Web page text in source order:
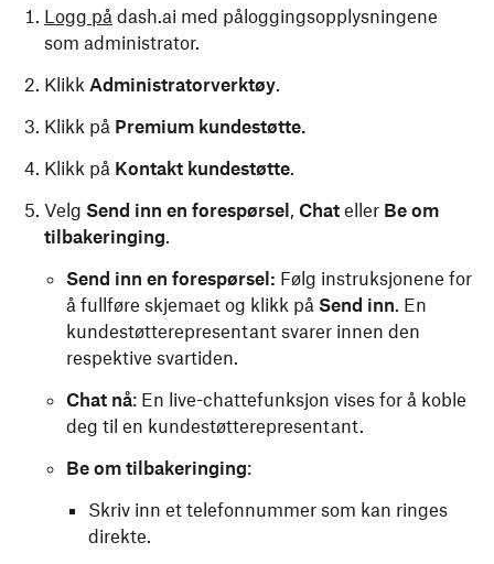
Logg på dash.ai med påloggingsopplysningene
som administrator.
Klikk Administratorverktøy.
Klikk på Premium kundestøtte.
Klikk på Kontakt kundestøtte.
Velg Send inn en forespørsel , Chat eller Be om
tilbakeringing.
Send inn en forespørsel: Følg instruksjonene for
å fullføre skjemaet og klikk på Send inn. En
kundestøtterepresentant svarer innen den
respektive svartiden.
Chat nå: En live-chattefunksjon vises for å koble
deg til en kundestøtterepresentant.
Be om tilbakeringing:
Skriv inn et telefonnummer som kan ringes
direkte.